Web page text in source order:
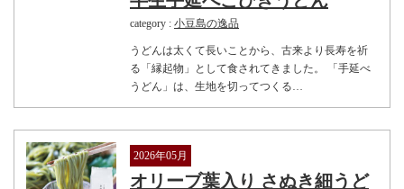
category : 小豆島の逸品
うどんは太くて長いことから、古来より長寿を祈
る「縁起物」として食されてきました。 「手延べ
うどん」は、生地を切ってつくる…
2026年05月
オリーブ葉入り さぬき細うど